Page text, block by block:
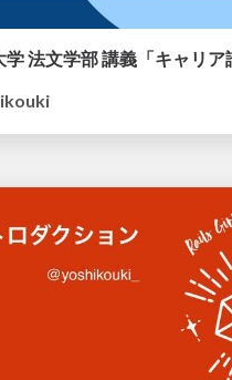
学 法文学部 講義「キャリア